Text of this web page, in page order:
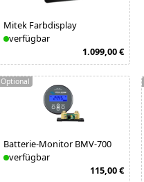
Mitek Farbdisplay
verfügbar
1.099,00 €
Batterie-Monitor BMV-700
verfügbar
115,00 €
Optional